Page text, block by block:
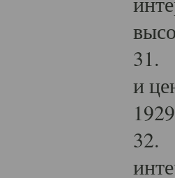
31.
и
32.